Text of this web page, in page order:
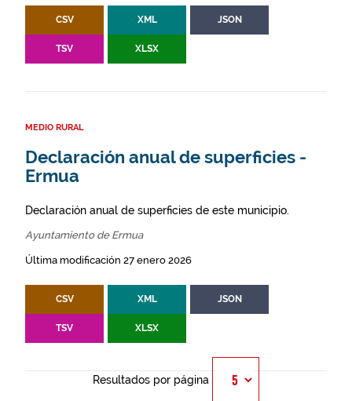
CSV XML JSON
TSV XLSX
MEDIO RURAL
Declaración anual de superficies -
Ermua
Declaración anual de superficies de este municipio.
Ayuntamiento de Ermua
Última modificación 27 enero 2026
CSV XML JSON
TSV XLSX
Resultados por página